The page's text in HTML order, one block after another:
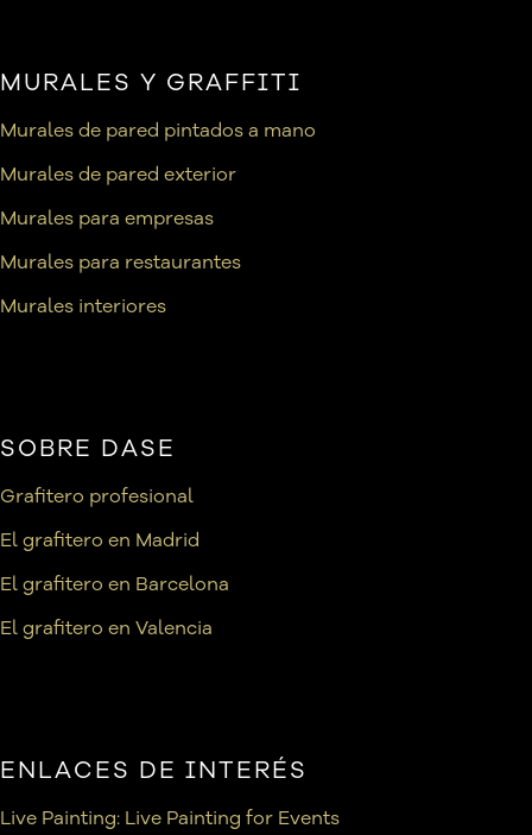
MURALES Y GRAFFITI
Murales de pared pintados a mano
Murales de pared exterior
Murales para empresas
Murales para restaurantes
Murales interiores
SOBRE DASE
Grafitero profesional
El grafitero en Madrid
El grafitero en Barcelona
El grafitero en Valencia
ENLACES DE INTERÉS
Live Painting: Live Painting for Events